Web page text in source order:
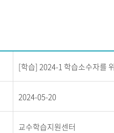
[학습] 2024-1 학습소수자를
2024-05-20
교수학습지원센터